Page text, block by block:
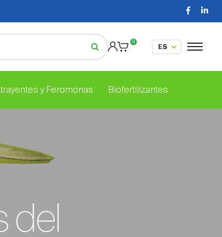
0
y Feromonas Biofertilizantes
del